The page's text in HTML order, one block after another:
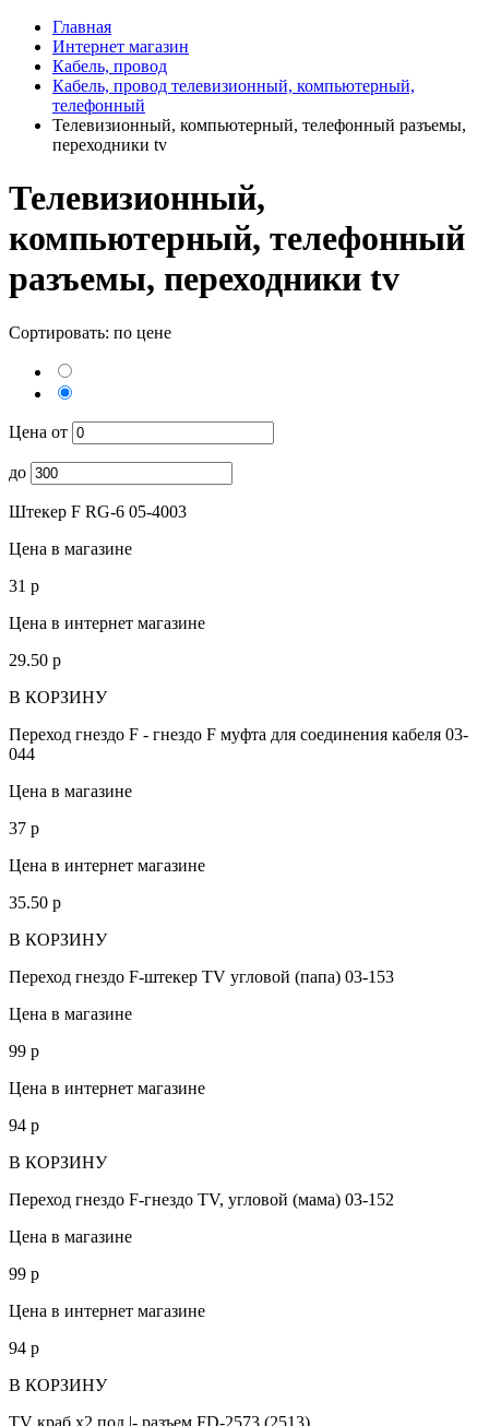
Главная
Интернет магазин
Кабель, провод
Кабель, провод телевизионный, компьютерный,
телефонный
Телевизионный, компьютерный, телефонный разъемы,
переходники tv
Телевизионный,
компьютерный, телефонный
разъемы, переходники tv
Сортировать: по цене
Цена от
до
Штекер F RG-6 05-4003
Цена в магазине
31 p
Цена в интернет магазине
29.50 p
В КОРЗИНУ
Переход гнездо F - гнездо F муфта для соединения кабеля 03-
044
Цена в магазине
37 p
Цена в интернет магазине
35.50 p
В КОРЗИНУ
Переход гнездо F-штекер TV угловой (папа) 03-153
Цена в магазине
99 p
Цена в интернет магазине
94 p
В КОРЗИНУ
Переход гнездо F-гнездо TV, угловой (мама) 03-152
Цена в магазине
99 p
Цена в интернет магазине
94 p
В КОРЗИНУ
TV краб х2 под |- разъем FD-2573 (2513)